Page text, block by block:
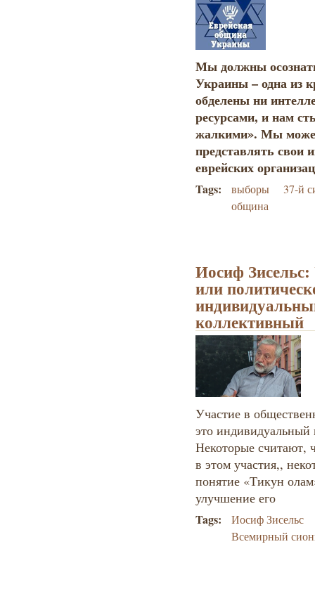
Мы должны
Украины – одна из
обделены ни
ресурсами, и нам
жалкими». Мы
представлять свои
еврейских
Tags: выборы
37-й
община
Иосиф
или
коллективный
Участие в
это
Некоторые считают,
в этом участия,,
понятие «Тикун
улучшение его
Tags:
Иосиф Зисельс
Всемирный